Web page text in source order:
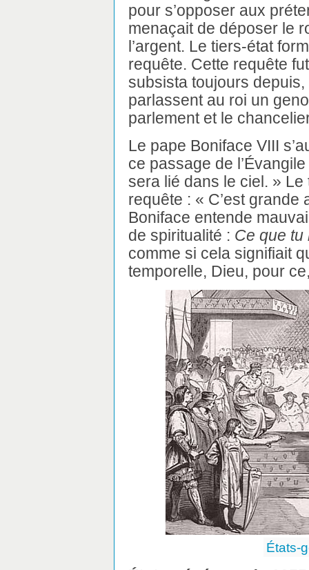
pour s’opposer aux
menaçait de déposer le
l’argent. Le tiers-état
requête. Cette requête
subsista toujours
parlassent au roi un
parlement et le
Le pape Boniface VIII
ce passage de
sera lié dans le ciel. »
requête : « C’est grande
Boniface entende
de spiritualité : Ce que tu
comme si cela signifiait
temporelle, Dieu, pour
États-